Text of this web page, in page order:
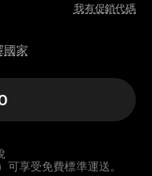
我有促銷代碼
國家
享受免費標準運送。